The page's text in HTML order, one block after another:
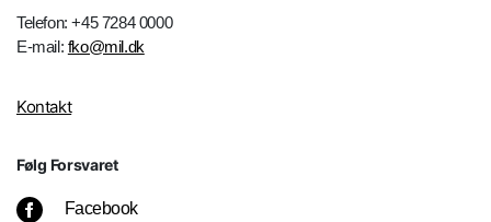
Telefon: +45 7284 0000
E-mail: fko@mil.dk
Kontakt
Følg Forsvaret
Facebook